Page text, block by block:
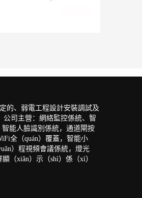
的、弱電工程設計安裝調試及
公司主營：網絡監控係統、智
能人臉識別係統，通道閘按
全（quán）覆蓋，智能小
）程視頻會議係統，燈光
（xiǎn）示（shì）係（xì）